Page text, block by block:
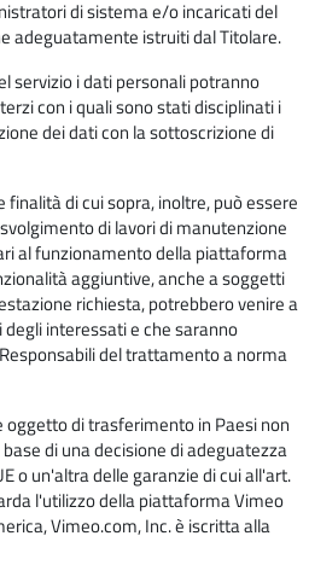
di sistema e/o incaricati del
adeguatamente istruiti dal Titolare.
servizio i dati personali potranno
con i quali sono stati disciplinati i
dei dati con la sottoscrizione di
finalità di cui sopra, inoltre, può essere
di lavori di manutenzione
al funzionamento della piattaforma
aggiuntive, anche a soggetti
richiesta, potrebbero venire a
interessati e che saranno
del trattamento a norma
di trasferimento in Paesi non
di una decisione di adeguatezza
o un'altra delle garanzie di cui all'art.
l'utilizzo della piattaforma Vimeo
Vimeo.com, Inc. è iscritta alla